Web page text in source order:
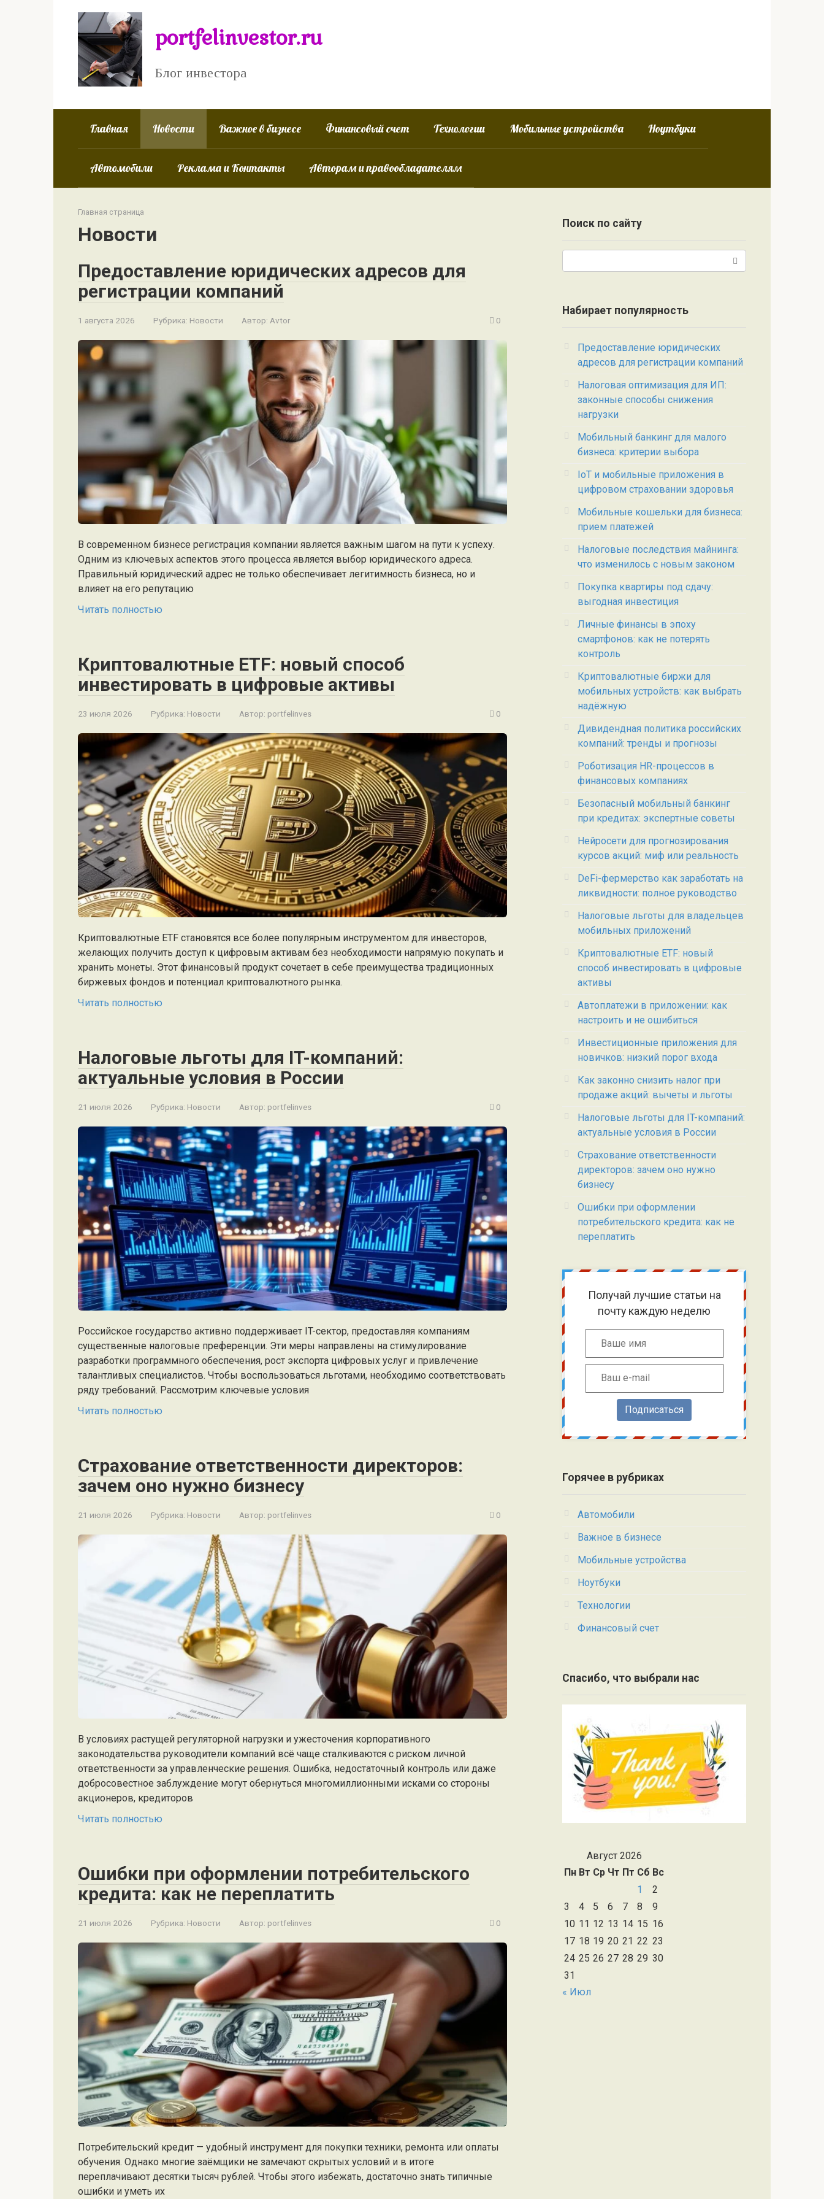
portfelinvestor.ru
Блог инвестора
Главная Новости Важное в бизнесе Финансовый счет Технологии Мобильные устройства Ноутбуки
Автомобили Реклама и Контакты Авторам и правообладателям
Главная страница
Новости
Предоставление юридических адресов для
регистрации компаний
1 августа 2026 Рубрика: Новости Автор: Avtor 0
В современном бизнесе регистрация компании является важным шагом на пути к успеху.
Одним из ключевых аспектов этого процесса является выбор юридического адреса.
Правильный юридический адрес не только обеспечивает легитимность бизнеса, но и
влияет на его репутацию
Читать полностью
Криптовалютные ETF: новый способ
инвестировать в цифровые активы
23 июля 2026 Рубрика: Новости Автор: portfelinves 0
Криптовалютные ETF становятся все более популярным инструментом для инвесторов,
желающих получить доступ к цифровым активам без необходимости напрямую покупать и
хранить монеты. Этот финансовый продукт сочетает в себе преимущества традиционных
биржевых фондов и потенциал криптовалютного рынка.
Читать полностью
Налоговые льготы для IT-компаний:
актуальные условия в России
21 июля 2026 Рубрика: Новости Автор: portfelinves 0
Российское государство активно поддерживает IT-сектор, предоставляя компаниям
существенные налоговые преференции. Эти меры направлены на стимулирование
разработки программного обеспечения, рост экспорта цифровых услуг и привлечение
талантливых специалистов. Чтобы воспользоваться льготами, необходимо соответствовать
ряду требований. Рассмотрим ключевые условия
Читать полностью
Страхование ответственности директоров:
зачем оно нужно бизнесу
21 июля 2026 Рубрика: Новости Автор: portfelinves 0
В условиях растущей регуляторной нагрузки и ужесточения корпоративного
законодательства руководители компаний всё чаще сталкиваются с риском личной
ответственности за управленческие решения. Ошибка, недостаточный контроль или даже
добросовестное заблуждение могут обернуться многомиллионными исками со стороны
акционеров, кредиторов
Читать полностью
Ошибки при оформлении потребительского
кредита: как не переплатить
21 июля 2026 Рубрика: Новости Автор: portfelinves 0
Потребительский кредит — удобный инструмент для покупки техники, ремонта или оплаты
обучения. Однако многие заёмщики не замечают скрытых условий и в итоге
переплачивают десятки тысяч рублей. Чтобы этого избежать, достаточно знать типичные
ошибки и уметь их
Поиск по сайту
Набирает популярность
Предоставление юридических
адресов для регистрации компаний
Налоговая оптимизация для ИП:
законные способы снижения
нагрузки
Мобильный банкинг для малого
бизнеса: критерии выбора
IoT и мобильные приложения в
цифровом страховании здоровья
Мобильные кошельки для бизнеса:
прием платежей
Налоговые последствия майнинга:
что изменилось с новым законом
Покупка квартиры под сдачу:
выгодная инвестиция
Личные финансы в эпоху
смартфонов: как не потерять
контроль
Криптовалютные биржи для
мобильных устройств: как выбрать
надёжную
Дивидендная политика российских
компаний: тренды и прогнозы
Роботизация HR-процессов в
финансовых компаниях
Безопасный мобильный банкинг
при кредитах: экспертные советы
Нейросети для прогнозирования
курсов акций: миф или реальность
DeFi-фермерство как заработать на
ликвидности: полное руководство
Налоговые льготы для владельцев
мобильных приложений
Криптовалютные ETF: новый
способ инвестировать в цифровые
активы
Автоплатежи в приложении: как
настроить и не ошибиться
Инвестиционные приложения для
новичков: низкий порог входа
Как законно снизить налог при
продаже акций: вычеты и льготы
Налоговые льготы для IT-компаний:
актуальные условия в России
Страхование ответственности
директоров: зачем оно нужно
бизнесу
Ошибки при оформлении
потребительского кредита: как не
переплатить
Получай лучшие статьи на
почту каждую неделю
Подписаться
Горячее в рубриках
Автомобили
Важное в бизнесе
Мобильные устройства
Ноутбуки
Технологии
Финансовый счет
Спасибо, что выбрали нас
Август 2026
Пн Вт Ср Чт Пт Сб Вс
1
2
3
4 5 6 7 8
9
10 11 12 13 14 15 16
17 18 19 20 21 22 23
24 25 26 27 28 29 30
31
« Июл